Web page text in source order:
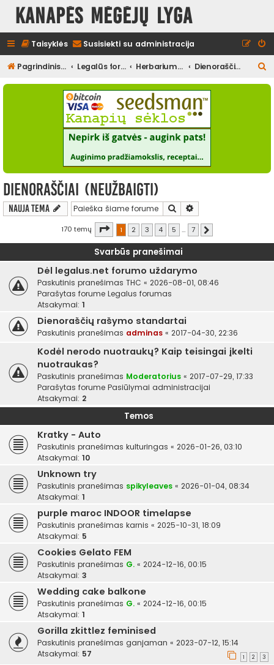
Kanapės mėgėjų lyga
Taisyklės Susisiekti su administracija
Pagrindinis diskusijų puslapis Legalūs forumai Herbariumas Dienoraščiai (neužbaigti)
e
Dienoraščiai (neužbaigti)
Nauja tema Ieškoti
170 temų Puslapis iš
1 2 3 4 5 … 7
Svarbūs pranešimai
Dėl legalus.net forumo uždarymo
Paskutinis pranešimas THC « 2026-08-01, 08:46
Parašytas forume Legalus forumas
Atsakymai: 1
Dienoraščių rašymo standartai
Paskutinis pranešimas adminas « 2017-04-30, 22:36
Kodėl nerodo nuotraukų? Kaip teisingai įkelti
nuotraukas?
Paskutinis pranešimas Moderatorius « 2017-07-29, 17:33
Parašytas forume Pasiūlymai administracijai
Atsakymai: 2
Temos
Kratky - Auto
Paskutinis pranešimas kulturingas « 2026-01-26, 03:10
Atsakymai: 10
Unknown try
Paskutinis pranešimas spikyleaves « 2026-01-04, 08:34
Atsakymai: 1
purple maroc INDOOR timelapse
Paskutinis pranešimas karnis « 2025-10-31, 18:09
Atsakymai: 5
Cookies Gelato FEM
Paskutinis pranešimas G. « 2024-12-16, 00:15
Atsakymai: 3
Wedding cake balkone
Paskutinis pranešimas G. « 2024-12-16, 00:15
Atsakymai: 1
Gorilla zkittlez feminised
Paskutinis pranešimas ganjaman « 2023-07-12, 15:14
Atsakymai: 57 1 2 3